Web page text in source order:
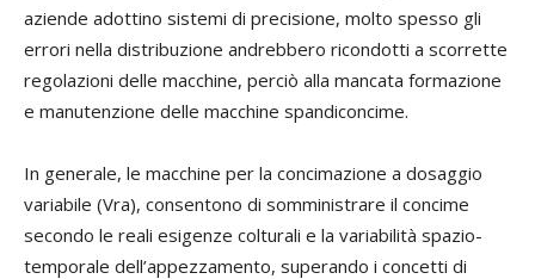
aziende adottino sistemi di precisione, molto spesso gli
errori nella distribuzione andrebbero ricondotti a scorrette
regolazioni delle macchine, perciò alla mancata formazione
e manutenzione delle macchine spandiconcime.
In generale, le macchine per la concimazione a dosaggio
variabile (Vra), consentono di somministrare il concime
secondo le reali esigenze colturali e la variabilità spazio-
temporale dell’appezzamento, superando i concetti di